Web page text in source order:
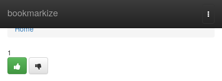
bookmarkize
Home
Home
1